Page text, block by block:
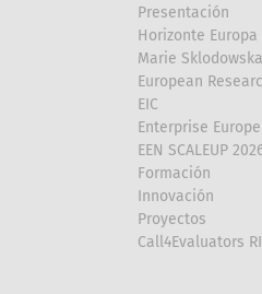
Presentación
Horizonte Europa
Marie
European
EIC
Enterprise
EEN SCALEUP
Formación
Innovación
Proyectos
Call4Evaluators